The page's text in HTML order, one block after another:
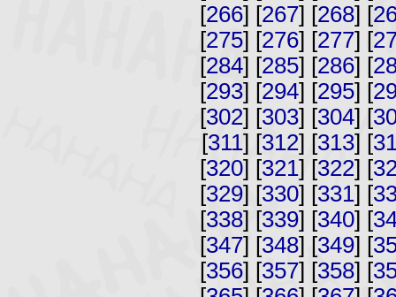
[266] [267] [268] [
[275] [276] [277] [
[284] [285] [286] [
[293] [294] [295] [
[302] [303] [304] [
[311] [312] [313] [
[320] [321] [322] [
[329] [330] [331] [
[338] [339] [340] [
[347] [348] [349] [
[356] [357] [358] [